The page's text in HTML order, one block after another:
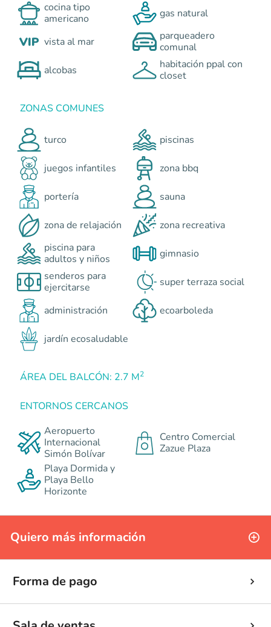
cocina tipo
americano
gas natural
vista al mar
parqueadero
comunal
alcobas
habitación ppal con
closet
ZONAS COMUNES
turco piscinas
juegos infantiles zona bbq
portería sauna
zona de relajación
zona recreativa
piscina para
adultos y niños
gimnasio
senderos para
ejercitarse
super terraza social
administración ecoarboleda
jardín ecosaludable
ÁREA DEL BALCÓN: 2.7 M2
ENTORNOS CERCANOS
Aeropuerto
Internacional
Simón Bolívar
Centro Comercial
Zazue Plaza
Playa Dormida y
Playa Bello
Horizonte
Quiero más información
Forma de pago